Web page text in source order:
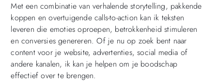
Met een combinatie van verhalende storytelling, pakkende
koppen en overtuigende calls-to-action kan ik teksten
leveren die emoties oproepen, betrokkenheid stimuleren
en conversies genereren. Of je nu op zoek bent naar
content voor je website, advertenties, social media of
andere kanalen, ik kan je helpen om je boodschap
effectief over te brengen.